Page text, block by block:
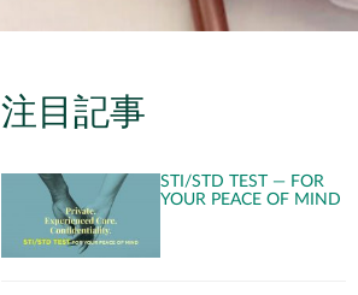
注目記事
STI/STD TEST — FOR
YOUR PEACE OF MIND